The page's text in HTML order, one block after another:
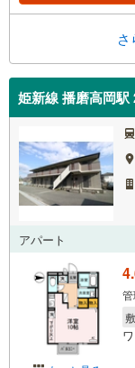
さ
姫新線 播磨高岡駅
アパート
敷